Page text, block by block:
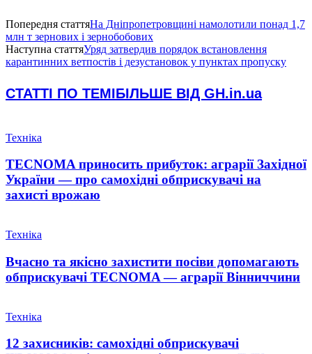
Попередня статтяНа Дніпропетровщині намолотили понад 1,7
млн т зернових і зернобобових
Наступна статтяУряд затвердив порядок встановлення
карантинних ветпостів і дезустановок у пунктах пропуску
СТАТТІ ПО ТЕМІБІЛЬШЕ ВІД GH.in.ua
Техніка
TECNOMA приносить прибуток: аграрії Західної
України — про самохідні обприскувачі на
захисті врожаю
Техніка
Вчасно та якісно захистити посіви допомагають
обприскувачі TECNOMA — аграрії Вінниччини
Техніка
12 захисників: самохідні обприскувачі